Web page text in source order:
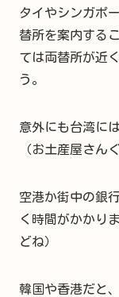
タイやシンガポ
替所を案内する
ては両替所が近
う。
意外にも台湾に
（お土産屋さん
空港か街中の銀
く時間がかかり
どね）
韓国や香港だと